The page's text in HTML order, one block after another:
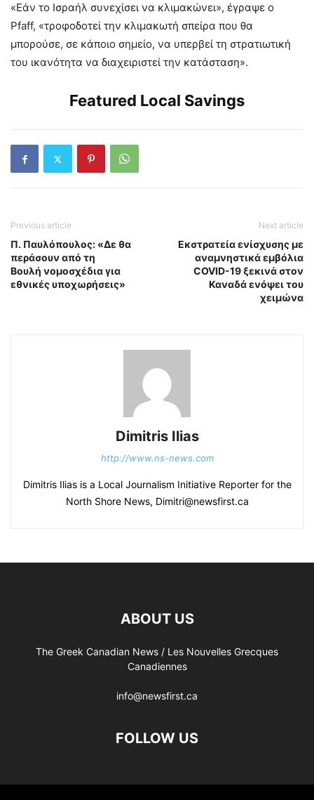
«Εάν το Ισραήλ συνεχίσει να κλιμακώνει», έγραψε ο
Pfaff, «τροφοδοτεί την κλιμακωτή σπείρα που θα
μπορούσε, σε κάποιο σημείο, να υπερβεί τη στρατιωτική
του ικανότητα να διαχειριστεί την κατάσταση».
Featured Local Savings
Previous article
Π. Παυλόπουλος: «Δε θα
περάσουν από τη
Βουλή νομοσχέδια για
εθνικές υποχωρήσεις»
Next article
Εκστρατεία ενίσχυσης με
αναμνηστικά εμβόλια
COVID-19 ξεκινά στον
Καναδά ενόψει του
χειμώνα
Dimitris Ilias
http://www.ns-news.com
Dimitris Ilias is a Local Journalism Initiative Reporter for the
North Shore News, Dimitri@newsfirst.ca
ABOUT US
The Greek Canadian News / Les Nouvelles Grecques
Canadiennes
info@newsfirst.ca
FOLLOW US